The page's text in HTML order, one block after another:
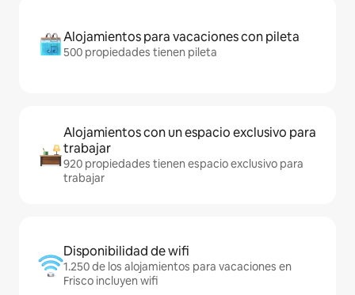
Alojamientos para vacaciones con pileta
500 propiedades tienen pileta
Alojamientos con un espacio exclusivo para
trabajar
920 propiedades tienen espacio exclusivo para
trabajar
Disponibilidad de wifi
1.250 de los alojamientos para vacaciones en
Frisco incluyen wifi